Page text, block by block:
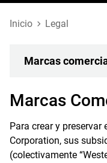
Inicio Legal
Marcas
Marcas
Para crear y preservar
Corporation, sus
(colectivamente